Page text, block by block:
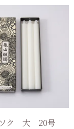
ソク 大 20号